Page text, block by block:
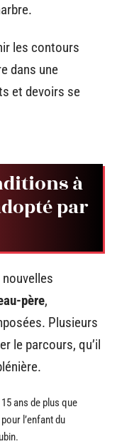
les contours
dans une
et devoirs se
à
par
père,
Plusieurs
le parcours, qu’il
ans de plus que
l’enfant du